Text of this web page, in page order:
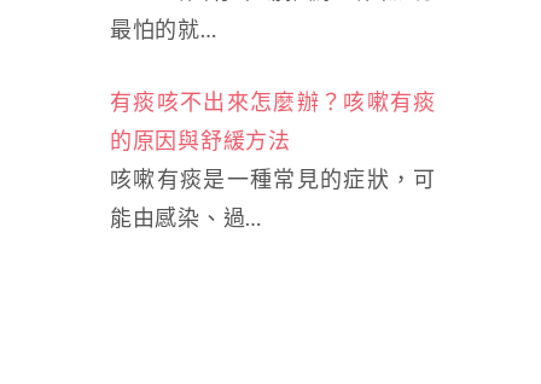
最怕的就…
有痰咳不出來怎麼辦？咳嗽有痰
的原因與舒緩方法
咳嗽有痰是一種常見的症狀，可
能由感染、過…